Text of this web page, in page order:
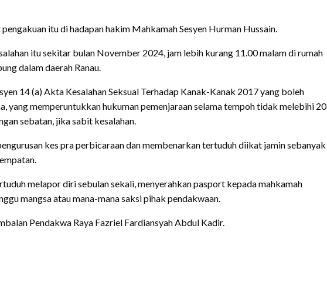
itu di hadapan hakim Mahkamah Sesyen Hurman Hussain.
itu sekitar bulan November 2024, jam lebih kurang 11.00 malam di rumah
dalam daerah Ranau.
14 (a) Akta Kesalahan Seksual Terhadap Kanak-Kanak 2017 yang boleh
yang memperuntukkan hukuman pemenjaraan selama tempoh tidak melebihi 20
sebatan, jika sabit kesalahan.
kes pra perbicaraan dan membenarkan tertuduh diikat jamin sebanyak
melapor diri sebulan sekali, menyerahkan pasport kepada mahkamah
mangsa atau mana-mana saksi pihak pendakwaan.
Pendakwa Raya Fazriel Fardiansyah Abdul Kadir.